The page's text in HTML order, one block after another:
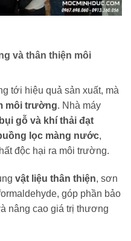
và thân thiện môi
tới hiệu quả sản xuất, mà
môi trường. Nhà máy
gỗ và khí thải đạt
lọc màng nước,
độc hại ra môi trường.
vật liệu thân thiện, sơn
góp phần bảo
nâng cao giá trị thương